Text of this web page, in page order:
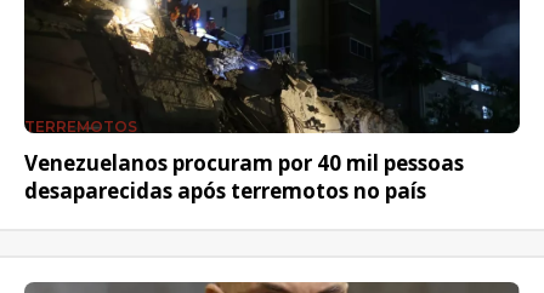
TERREMOTOS
Venezuelanos procuram por 40 mil pessoas
desaparecidas após terremotos no país